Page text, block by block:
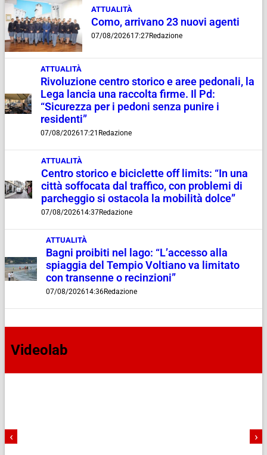
ATTUALITÀ
Como, arrivano 23 nuovi agenti
07/08/202617:27Redazione
ATTUALITÀ
Rivoluzione centro storico e aree pedonali, la
Lega lancia una raccolta firme. Il Pd:
“Sicurezza per i pedoni senza punire i
residenti”
07/08/202617:21 Redazione
ATTUALITÀ
Centro storico e biciclette off limits: “In una
città soffocata dal traffico, con problemi di
parcheggio si ostacola la mobilità dolce”
07/08/202614:37Redazione
ATTUALITÀ
Bagni proibiti nel lago: “L’accesso alla
spiaggia del Tempio Voltiano va limitato
con transenne o recinzioni”
07/08/202614:36Redazione
Videolab
‹ ›